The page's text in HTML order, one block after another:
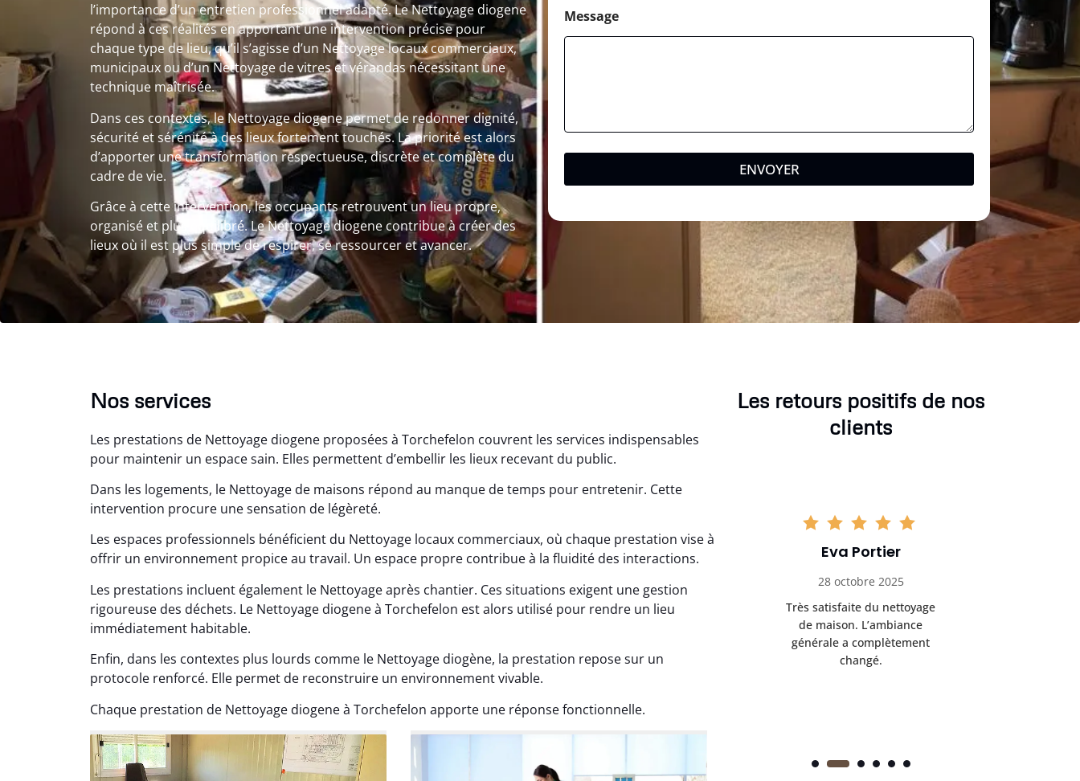
l’importance d’un entretien professionnel adapté. Le Nettoyage diogene
répond à ces réalités en apportant une intervention précise pour
chaque type de lieu, qu’il s’agisse d’un Nettoyage locaux commerciaux,
municipaux ou d’un Nettoyage de vitres et vérandas nécessitant une
technique maîtrisée.
Dans ces contextes, le Nettoyage diogene permet de redonner dignité,
sécurité et sérénité à des lieux fortement touchés. La priorité est alors
d’apporter une transformation respectueuse, discrète et complète du
cadre de vie.
Grâce à cette intervention, les occupants retrouvent un lieu propre,
organisé et plus équilibré. Le Nettoyage diogene contribue à créer des
lieux où il est plus simple de respirer, se ressourcer et avancer.
Message
ENVOYER
Nos services
Les prestations de Nettoyage diogene proposées à Torchefelon couvrent les services indispensables
pour maintenir un espace sain. Elles permettent d’embellir les lieux recevant du public.
Dans les logements, le Nettoyage de maisons répond au manque de temps pour entretenir. Cette
intervention procure une sensation de légèreté.
Les espaces professionnels bénéficient du Nettoyage locaux commerciaux, où chaque prestation vise à
offrir un environnement propice au travail. Un espace propre contribue à la fluidité des interactions.
Les prestations incluent également le Nettoyage après chantier. Ces situations exigent une gestion
rigoureuse des déchets. Le Nettoyage diogene à Torchefelon est alors utilisé pour rendre un lieu
immédiatement habitable.
Enfin, dans les contextes plus lourds comme le Nettoyage diogène, la prestation repose sur un
protocole renforcé. Elle permet de reconstruire un environnement vivable.
Chaque prestation de Nettoyage diogene à Torchefelon apporte une réponse fonctionnelle.
Les retours positifs de nos
clients
Léana Gresset
15 décembre 2025
Nettoyage après chantier
proprement.
Noham Giraudet
16 octobre 2025
Nettoyage d’appartement
rentrant chez soi.
Eva Portier
28 octobre 2025
Très satisfaite du nettoyage
de maison. L’ambiance
générale a complètement
changé.